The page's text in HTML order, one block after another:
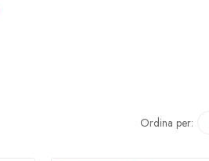
Ordina per: